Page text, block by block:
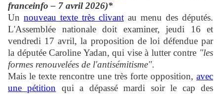
franceinfo – 7 avril 2026)*
Un nouveau texte très clivant au menu des députés.
L'Assemblée nationale doit examiner, jeudi 16 et
vendredi 17 avril, la proposition de loi défendue par
la députée Caroline Yadan, qui vise à lutter contre "les
formes renouvelées de l'antisémitisme".
Mais le texte rencontre une très forte opposition, avec
une pétition qui a dépassé mardi soir le cap des